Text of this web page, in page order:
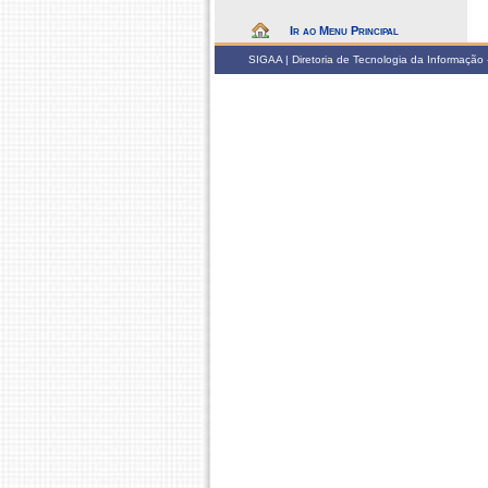
Ir ao Menu Principal
SIGAA | Diretoria de Tecnologia da